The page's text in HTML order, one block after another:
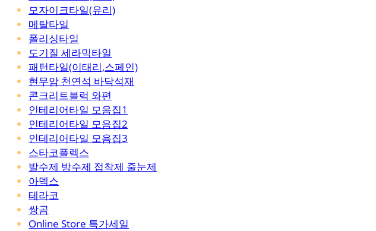
모자이크타일(유리)
메탈타일
폴리싱타일
도기질 세라믹타일
패턴타일(이태리,스페인)
현무암 천연석 바닥석재
콘크리트블럭 와편
인테리어타일 모음집1
인테리어타일 모음집2
인테리어타일 모음집3
스타코플렉스
발수제 방수제 접착제 줄눈제
아덱스
테라코
쌍곰
Online Store 특가세일